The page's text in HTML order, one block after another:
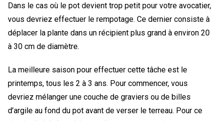
Dans le cas où le pot devient trop petit pour votre avocatier,
vous devriez effectuer le rempotage. Ce dernier consiste à
déplacer la plante dans un récipient plus grand à environ 20
à 30 cm de diamètre.
La meilleure saison pour effectuer cette tâche est le
printemps, tous les 2 à 3 ans. Pour commencer, vous
devriez mélanger une couche de graviers ou de billes
d’argile au fond du pot avant de verser le terreau. Pour ce